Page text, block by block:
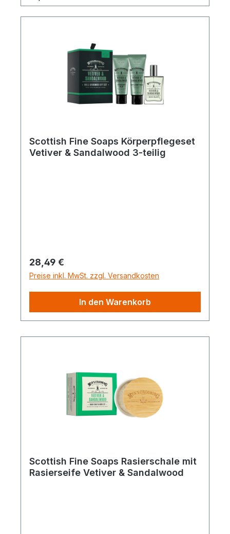
Scottish Fine Soaps Körperpflegeset
Vetiver & Sandalwood 3-teilig
Regulärer Preis:
28,49 €
Preise inkl. MwSt. zzgl. Versandkosten
In den Warenkorb
Scottish Fine Soaps Rasierschale mit
Rasierseife Vetiver & Sandalwood